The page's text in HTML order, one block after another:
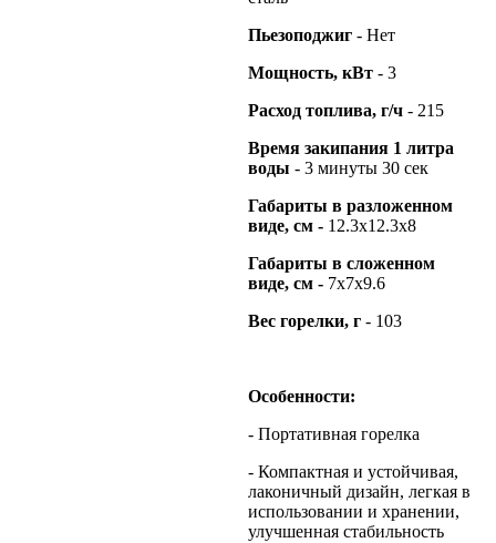
Пьезоподжиг - Нет
Мощность, кВт - 3
Расход топлива, г/ч - 215
Время закипания 1 литра
воды - 3 минуты 30 сек
Габариты в разложенном
виде, см - 12.3х12.3х8
Габариты в сложенном
виде, см - 7х7х9.6
Вес горелки, г - 103
Особенности:
- Портативная горелка
- Компактная и устойчивая,
лаконичный дизайн, легкая в
использовании и хранении,
улучшенная стабильность